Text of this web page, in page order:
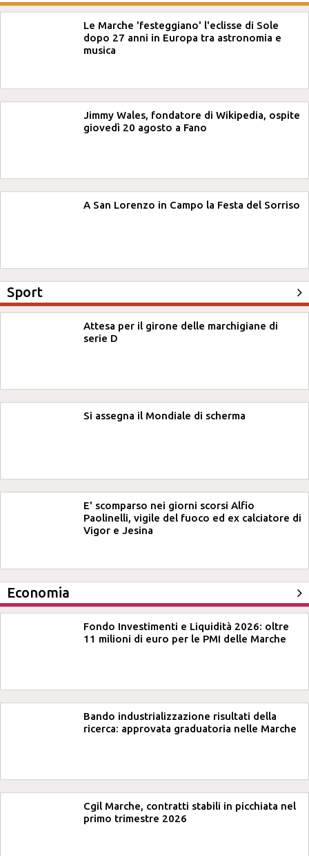
Le Marche 'festeggiano' l'eclisse di Sole
dopo 27 anni in Europa tra astronomia e
musica
Jimmy Wales, fondatore di Wikipedia, ospite
giovedì 20 agosto a Fano
A San Lorenzo in Campo la Festa del Sorriso
Sport
Attesa per il girone delle marchigiane di
serie D
Si assegna il Mondiale di scherma
E' scomparso nei giorni scorsi Alfio
Paolinelli, vigile del fuoco ed ex calciatore di
Vigor e Jesina
Economia
Fondo Investimenti e Liquidità 2026: oltre
11 milioni di euro per le PMI delle Marche
Bando industrializzazione risultati della
ricerca: approvata graduatoria nelle Marche
Cgil Marche, contratti stabili in picchiata nel
primo trimestre 2026